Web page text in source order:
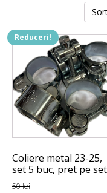
Reduceri!
Coliere metal 23-25,
set 5 buc, pret pe set
50lei